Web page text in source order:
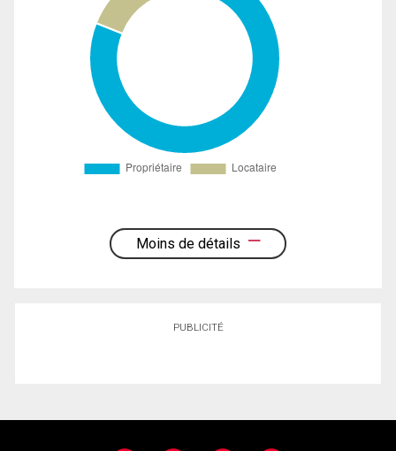
Moins de détails
PUBLICITÉ